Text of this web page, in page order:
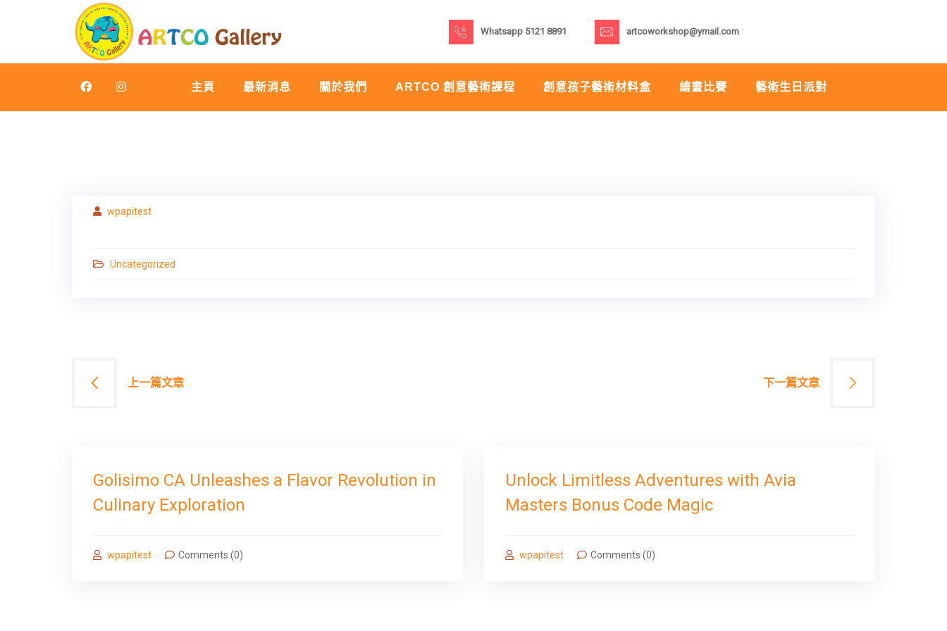
Whatsapp 5121 8891 artcoworkshop@ymail.com
主頁 最新消息 關於我們 ARTCO 創意藝術課程 創意孩子藝術材料盒 繪畫比賽 藝術生日派對
wpapitest
Uncategorized
文
覽
上一篇文章 下一篇文章
Golisimo CA Unleashes a Flavor Revolution in
Culinary Exploration
wpapitest Comments (0)
Unlock Limitless Adventures with Avia
Masters Bonus Code Magic
wpapitest Comments (0)